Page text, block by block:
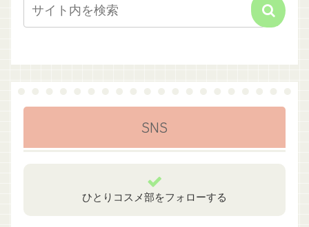
SNS
ひとりコスメ部をフォローする